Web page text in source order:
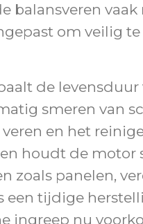
balansveren vaak
om veilig
de levensduur
smeren van
en het
houdt de motor
zoals panelen,
een tijdige
ingreep nu